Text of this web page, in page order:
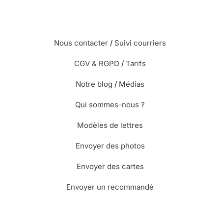
Nous contacter / Suivi courriers
CGV & RGPD / Tarifs
Notre blog / Médias
Qui sommes-nous ?
Modèles de lettres
Envoyer des photos
Envoyer des cartes
Envoyer un recommandé